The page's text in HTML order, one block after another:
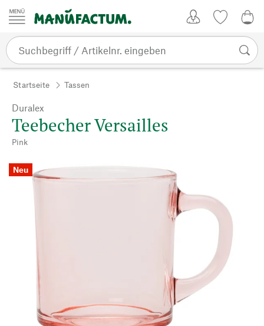
Zum Inhalt springen
Startseite Tassen
Duralex
Teebecher Versailles
Pink
Neu